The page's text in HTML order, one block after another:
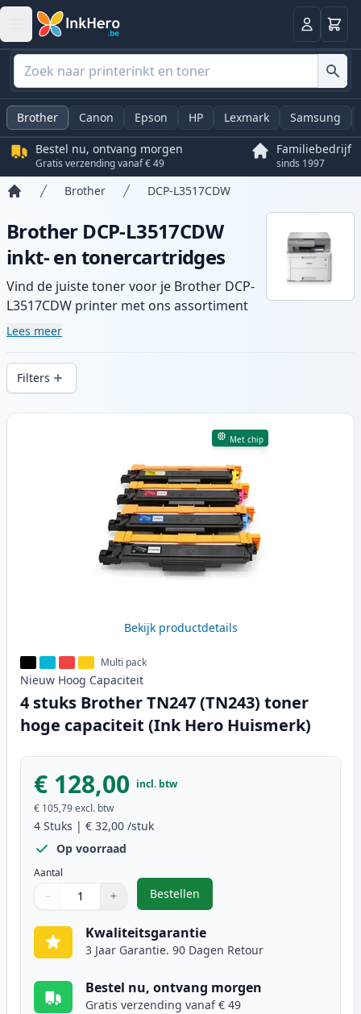
Log in
Brother Canon Epson HP Lexmark Samsung
Bestel nu, ontvang morgen
Gratis verzending vanaf € 49
Familiebedrijf
sinds 1997
Brother DCP-L3517CDW
Brother DCP-L3517CDW
inkt- en tonercartridges
Vind de juiste toner voor je Brother DCP-
L3517CDW printer met ons assortiment
compatibele en high-yield cartridges.
snelle levering vanuit lokale voorraad in .
Lees meer
Filters
Producten
Met chip
Bekijk productdetails
Multi pack
Nieuw Hoog Capaciteit
4 stuks Brother TN247 (TN243) toner
hoge capaciteit (Ink Hero Huismerk)
€ 128,00 incl. btw
€ 105,79excl. btw
4 Stuks | € 32,00 /stuk
Op voorraad
Aantal
Gebruik de knoppen om aan te passen
− +
1
Bestellen
,4 stuks Brother TN247 (TN243)
Kwaliteitsgarantie
3 Jaar Garantie. 90 Dagen Retour
Bestel nu, ontvang morgen
Gratis verzending vanaf € 49